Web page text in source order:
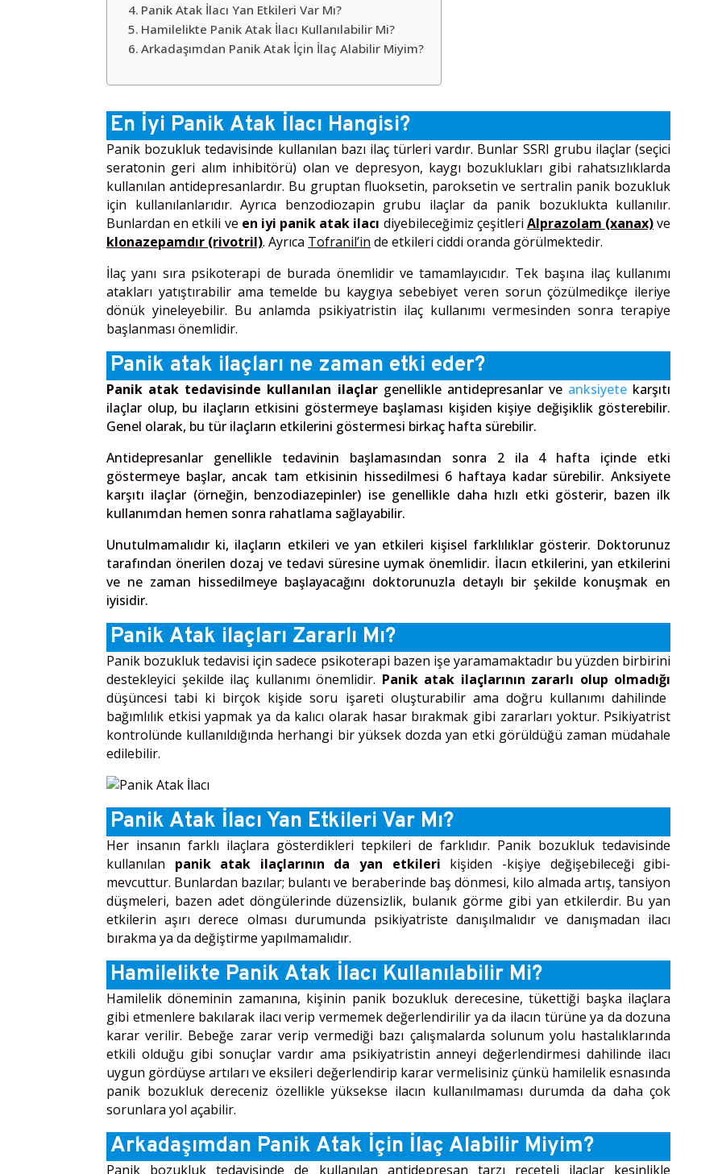
Panik Atak İlacı Yan Etkileri Var Mı?
Hamilelikte Panik Atak İlacı Kullanılabilir Mi?
Arkadaşımdan Panik Atak İçin İlaç Alabilir Miyim?
En İyi Panik Atak İlacı Hangisi?
Panik bozukluk tedavisinde kullanılan bazı ilaç türleri vardır. Bunlar SSRI grubu ilaçlar (seçici
seratonin geri alım inhibitörü) olan ve depresyon, kaygı bozuklukları gibi rahatsızlıklarda
kullanılan antidepresanlardır. Bu gruptan fluoksetin, paroksetin ve sertralin panik bozukluk
için kullanılanlarıdır. Ayrıca benzodiozapin grubu ilaçlar da panik bozuklukta kullanılır.
Bunlardan en etkili ve en iyi panik atak ilacı diyebileceğimiz çeşitleri Alprazolam (xanax)ve
klonazepamdır (rivotril). Ayrıca Tofranil’in de etkileri ciddi oranda görülmektedir.
İlaç yanı sıra psikoterapi de burada önemlidir ve tamamlayıcıdır. Tek başına ilaç kullanımı
atakları yatıştırabilir ama temelde bu kaygıya sebebiyet veren sorun çözülmedikçe ileriye
dönük yineleyebilir. Bu anlamda psikiyatristin ilaç kullanımı vermesinden sonra terapiye
başlanması önemlidir.
Panik atak ilaçları ne zaman etki eder?
Panik atak tedavisinde kullanılan ilaçlargenellikle antidepresanlar ve anksiyete karşıtı
ilaçlar olup, bu ilaçların etkisini göstermeye başlaması kişiden kişiye değişiklik gösterebilir.
Genel olarak, bu tür ilaçların etkilerini göstermesi birkaç hafta sürebilir.
Antidepresanlar genellikle tedavinin başlamasından sonra 2 ila 4 hafta içinde etki
göstermeye başlar, ancak tam etkisinin hissedilmesi 6 haftaya kadar sürebilir. Anksiyete
karşıtı ilaçlar (örneğin, benzodiazepinler) ise genellikle daha hızlı etki gösterir, bazen ilk
kullanımdan hemen sonra rahatlama sağlayabilir.
Unutulmamalıdır ki, ilaçların etkileri ve yan etkileri kişisel farklılıklar gösterir. Doktorunuz
tarafından önerilen dozaj ve tedavi süresine uymak önemlidir. İlacın etkilerini, yan etkilerini
ve ne zaman hissedilmeye başlayacağını doktorunuzla detaylı bir şekilde konuşmak en
iyisidir.
Panik Atak ilaçları Zararlı Mı?
Panik bozukluk tedavisi için sadece psikoterapi bazen işe yaramamaktadır bu yüzden birbirini
destekleyici şekilde ilaç kullanımı önemlidir. Panik atak ilaçlarının zararlı olup olmadığı
düşüncesi tabi ki birçok kişide soru işareti oluşturabilir ama doğru kullanımı dahilinde
bağımlılık etkisi yapmak ya da kalıcı olarak hasar bırakmak gibi zararları yoktur. Psikiyatrist
kontrolünde kullanıldığında herhangi bir yüksek dozda yan etki görüldüğü zaman müdahale
edilebilir.
Panik Atak İlacı Yan Etkileri Var Mı?
Her insanın farklı ilaçlara gösterdikleri tepkileri de farklıdır. Panik bozukluk tedavisinde
kullanılan panik atak ilaçlarının da yan etkileri kişiden -kişiye değişebileceği gibi-
mevcuttur. Bunlardan bazılar; bulantı ve beraberinde baş dönmesi, kilo almada artış, tansiyon
düşmeleri, bazen adet döngülerinde düzensizlik, bulanık görme gibi yan etkilerdir. Bu yan
etkilerin aşırı derece olması durumunda psikiyatriste danışılmalıdır ve danışmadan ilacı
bırakma ya da değiştirme yapılmamalıdır.
Hamilelikte Panik Atak İlacı Kullanılabilir Mi?
Hamilelik döneminin zamanına, kişinin panik bozukluk derecesine, tükettiği başka ilaçlara
gibi etmenlere bakılarak ilacı verip vermemek değerlendirilir ya da ilacın türüne ya da dozuna
karar verilir. Bebeğe zarar verip vermediği bazı çalışmalarda solunum yolu hastalıklarında
etkili olduğu gibi sonuçlar vardır ama psikiyatristin anneyi değerlendirmesi dahilinde ilacı
uygun gördüyse artıları ve eksileri değerlendirip karar vermelisiniz çünkü hamilelik esnasında
panik bozukluk dereceniz özellikle yüksekse ilacın kullanılmaması durumda da daha çok
sorunlara yol açabilir.
Arkadaşımdan Panik Atak İçin İlaç Alabilir Miyim?
Panik bozukluk tedavisinde de kullanılan antidepresan tarzı reçeteli ilaçlar kesinlikle